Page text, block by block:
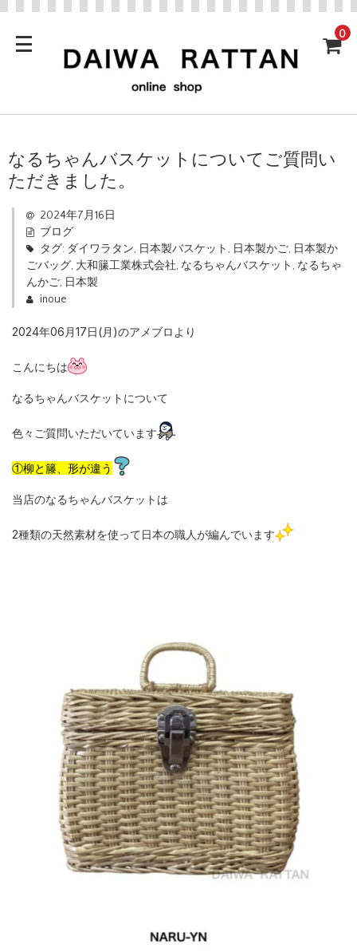
0
なるちゃんバスケットについてご質問い
ただきました。
2024年7月16日
ブログ
タグ: ダイワラタン, 日本製バスケット , 日本製かご, 日本製か
ごバッグ, 大和籘工業株式会社, なるちゃんバスケット , なるちゃ
んかご, 日本製
inoue
2024年06月17日(月)のアメブロより
こんにちは
なるちゃんバスケットについて
色々ご質問いただいています
①柳と籐、形が違う
当店のなるちゃんバスケットは
2種類の天然素材を使って日本の職人が編んでいます